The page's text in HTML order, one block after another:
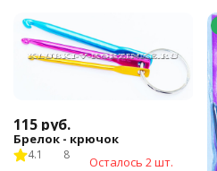
115 руб.
Брелок - крючок
4.1 8 Осталось 2 шт.